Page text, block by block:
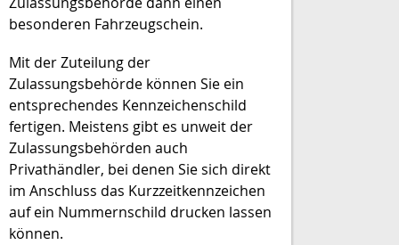
besonderen Fahrzeugschein.
Mit der Zuteilung der
Zulassungsbehörde können Sie ein
entsprechendes Kennzeichenschild
fertigen. Meistens gibt es unweit der
Zulassungsbehörden auch
Privathändler, bei denen Sie sich direkt
im Anschluss das Kurzzeitkennzeichen
auf ein Nummernschild drucken lassen
können.